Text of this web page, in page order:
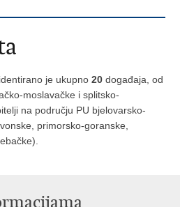
je ukupno 20 događaja, od
moslavačke i splitsko-
na području PU bjelovarsko-
primorsko-goranske,